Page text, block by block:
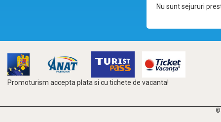
Nu sunt sejururi
Promoturism accepta plata si cu tichete de vacanta!
©